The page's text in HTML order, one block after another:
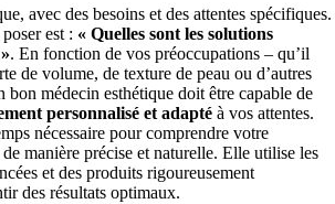
avec des besoins et des attentes spécifiques.
est : « Quelles sont les solutions
. En fonction de vos préoccupations – qu’il
de volume, de texture de peau ou d’autres
bon médecin esthétique doit être capable de
personnalisé et adapté à vos attentes.
nécessaire pour comprendre votre
manière précise et naturelle. Elle utilise les
et des produits rigoureusement
des résultats optimaux.